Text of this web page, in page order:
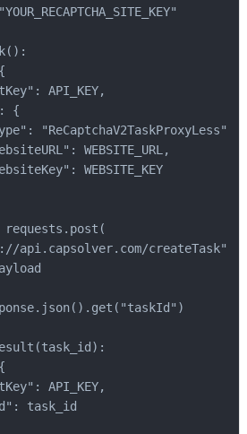
API_KEY,
{
"ReCaptchaV2TaskProxyLess",
WEBSITE_URL,
WEBSITE_KEY
api.capsolver.com/createTask",
API_KEY,
task_id